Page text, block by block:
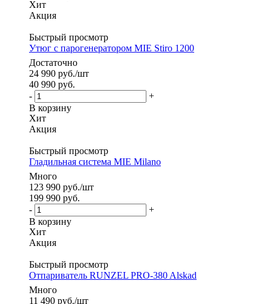
Хит
Акция
Быстрый просмотр
Утюг с парогенератором MIE Stiro 1200
Достаточно
24 990 руб./шт
40 990 руб.
-
+
В корзину
Хит
Акция
Быстрый просмотр
Гладильная система MIE Milano
Много
123 990 руб./шт
199 990 руб.
-
+
В корзину
Хит
Акция
Быстрый просмотр
Отпариватель RUNZEL PRO-380 Alskad
Много
11 490 руб./шт